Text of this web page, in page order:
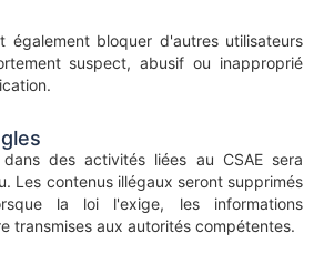
également bloquer d'autres utilisateurs
suspect, abusif ou inapproprié
des activités liées au CSAE sera
Les contenus illégaux seront supprimés
la loi l'exige, les informations
transmises aux autorités compétentes.